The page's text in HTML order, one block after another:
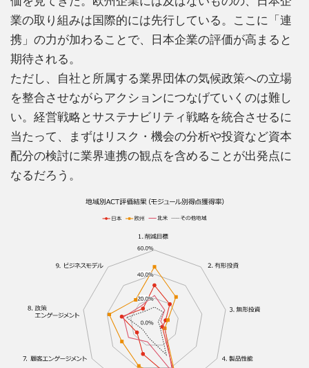
業の取り組みは国際的には先行している。ここに「連
携」の力が加わることで、日本企業の評価が高まると
期待される。
ただし、自社と所属する業界団体の気候政策への立場
を整合させながらアクションにつなげていくのは難し
い。経営戦略とサステナビリティ戦略を統合させるに
当たって、まずはリスク・機会の分析や投資など資本
配分の検討に業界連携の観点を含めることが出発点に
なるだろう。